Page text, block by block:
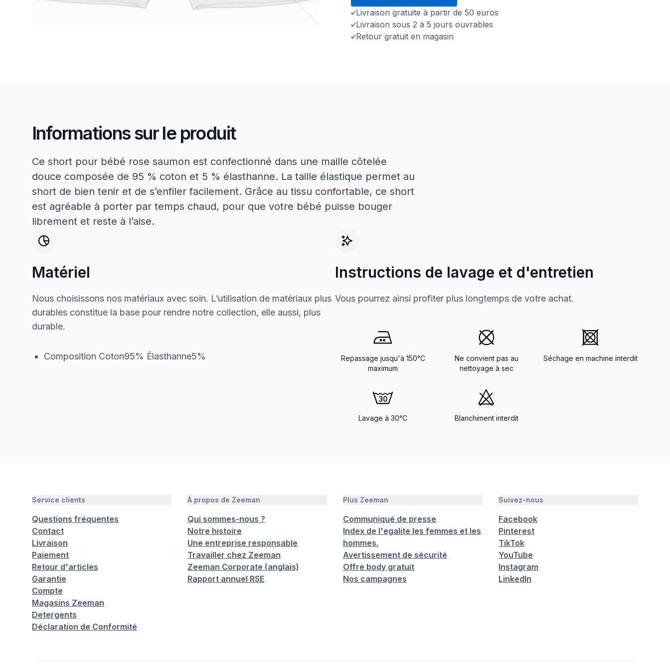
Livraison gratuite à partir de 50 euros
Livraison sous 2 à 5 jours ouvrables
Retour gratuit en magasin
Informations sur le produit
Ce short pour bébé rose saumon est confectionné dans une maille côtelée
douce composée de 95 % coton et 5 % élasthanne. La taille élastique permet au
short de bien tenir et de s’enfiler facilement. Grâce au tissu confortable, ce short
est agréable à porter par temps chaud, pour que votre bébé puisse bouger
librement et reste à l’aise.
Matériel
Nous choisissons nos matériaux avec soin. L’utilisation de matériaux plus
durables constitue la base pour rendre notre collection, elle aussi, plus
durable.
Composition Coton95% Élasthanne5%
Instructions de lavage et d'entretien
Vous pourrez ainsi profiter plus longtemps de votre achat.
Repassage jusqu'à 150°C
maximum
Ne convient pas au
nettoyage à sec
Séchage en machine interdit
Lavage à 30°C Blanchiment interdit
Service clients
Questions fréquentes
Contact
Livraison
Paiement
Retour d'articles
Garantie
Compte
Magasins Zeeman
Detergents
Déclaration de Conformité
À propos de Zeeman
Qui sommes-nous ?
Notre histoire
Une entreprise responsable
Travailler chez Zeeman
Zeeman Corporate (anglais)
Rapport annuel RSE
Plus Zeeman
Communiqué de presse
Index de l'egalite les femmes et les
hommes.
Avertissement de sécurité
Offre body gratuit
Nos campagnes
Suivez-nous
Facebook
Pinterest
TikTok
YouTube
Instagram
LinkedIn